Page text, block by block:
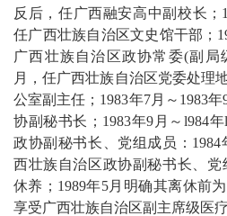
反后，任广西融安高中副校长；
任广西壮族自治区文史馆干部；
广西壮族自治区政协常委(副局
月，任广西壮族自治区党委处理
公室副主任；1983年7月～1983
协副秘书长；1983年9月～l984
政协副秘书长、党组成员：1984
西壮族自治区政协副秘书长、党
休养；1989年5月明确其离休前
享受广西壮族自治区副主席级医疗